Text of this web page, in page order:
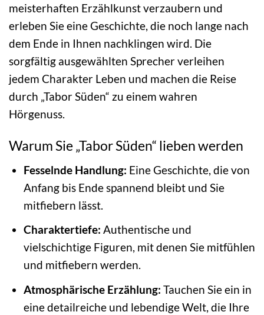
meisterhaften Erzählkunst verzaubern und
erleben Sie eine Geschichte, die noch lange nach
dem Ende in Ihnen nachklingen wird. Die
sorgfältig ausgewählten Sprecher verleihen
jedem Charakter Leben und machen die Reise
durch „Tabor Süden“ zu einem wahren
Hörgenuss.
Warum Sie „Tabor Süden“ lieben werden
Fesselnde Handlung: Eine Geschichte, die von
Anfang bis Ende spannend bleibt und Sie
mitfiebern lässt.
Charaktertiefe: Authentische und
vielschichtige Figuren, mit denen Sie mitfühlen
und mitfiebern werden.
Atmosphärische Erzählung: Tauchen Sie ein in
eine detailreiche und lebendige Welt, die Ihre